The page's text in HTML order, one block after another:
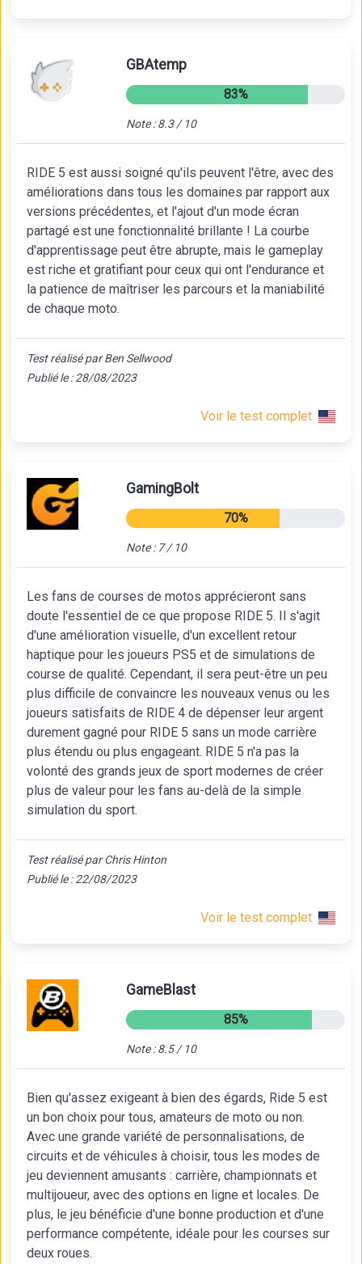
GBAtemp
83%
Note : 8.3 / 10
RIDE 5 est aussi soigné qu'ils peuvent l'être, avec des
améliorations dans tous les domaines par rapport aux
versions précédentes, et l'ajout d'un mode écran
partagé est une fonctionnalité brillante ! La courbe
d'apprentissage peut être abrupte, mais le gameplay
est riche et gratifiant pour ceux qui ont l'endurance et
la patience de maîtriser les parcours et la maniabilité
de chaque moto.
Test réalisé par Ben Sellwood
Publié le : 28/08/2023
Voir le test complet
GamingBolt
70%
Note : 7 / 10
Les fans de courses de motos apprécieront sans
doute l'essentiel de ce que propose RIDE 5. Il s'agit
d'une amélioration visuelle, d'un excellent retour
haptique pour les joueurs PS5 et de simulations de
course de qualité. Cependant, il sera peut-être un peu
plus difficile de convaincre les nouveaux venus ou les
joueurs satisfaits de RIDE 4 de dépenser leur argent
durement gagné pour RIDE 5 sans un mode carrière
plus étendu ou plus engageant. RIDE 5 n'a pas la
volonté des grands jeux de sport modernes de créer
plus de valeur pour les fans au-delà de la simple
simulation du sport.
Test réalisé par Chris Hinton
Publié le : 22/08/2023
Voir le test complet
GameBlast
85%
Note : 8.5 / 10
Bien qu'assez exigeant à bien des égards, Ride 5 est
un bon choix pour tous, amateurs de moto ou non.
Avec une grande variété de personnalisations, de
circuits et de véhicules à choisir, tous les modes de
jeu deviennent amusants : carrière, championnats et
multijoueur, avec des options en ligne et locales. De
plus, le jeu bénéficie d'une bonne production et d'une
performance compétente, idéale pour les courses sur
deux roues.